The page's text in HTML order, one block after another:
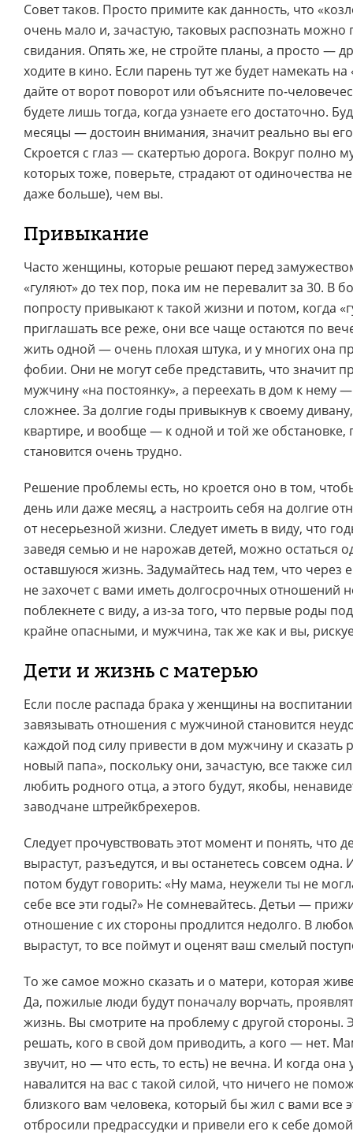
Совет таков. Просто примите как данность, что
очень мало и, зачастую, таковых распознать можно
свидания. Опять же, не стройте планы, а просто —
ходите в кино. Если парень тут же будет намекать на
дайте от ворот поворот или объясните по-
будете лишь тогда, когда узнаете его достаточно.
месяцы — достоин внимания, значит реально вы
Скроется с глаз — скатертью дорога. Вокруг полно
которых тоже, поверьте, страдают от одиночества
даже больше), чем вы.
Привыкание
Часто женщины, которые решают перед
«гуляют» до тех пор, пока им не перевалит за 30. В
попросту привыкают к такой жизни и потом, когда
приглашать все реже, они все чаще остаются по
жить одной — очень плохая штука, и у многих она
фобии. Они не могут себе представить, что значит
мужчину «на постоянку», а переехать в дом к нему
сложнее. За долгие годы привыкнув к своему
квартире, и вообще — к одной и той же обстановке,
становится очень трудно.
Решение проблемы есть, но кроется оно в том,
день или даже месяц, а настроить себя на долгие
от несерьезной жизни. Следует иметь в виду, что
заведя семью и не нарожав детей, можно остаться
оставшуюся жизнь. Задумайтесь над тем, что через
не захочет с вами иметь долгосрочных отношений
поблекнете с виду, а из-за того, что первые роды
крайне опасными, и мужчина, так же как и вы,
Дети и жизнь с матерью
Если после распада брака у женщины на воспитании
завязывать отношения с мужчиной становится
каждой под силу привести в дом мужчину и сказать
новый папа», поскольку они, зачастую, все также
любить родного отца, а этого будут, якобы,
заводчане штрейкбрехеров.
Следует прочувствовать этот момент и понять, что
вырастут, разъедутся, и вы останетесь совсем одна.
потом будут говорить: «Ну мама, неужели ты не
себе все эти годы?» Не сомневайтесь. Детьи —
отношение с их стороны продлится недолго. В
вырастут, то все поймут и оценят ваш смелый
То же самое можно сказать и о матери, которая
Да, пожилые люди будут поначалу ворчать,
жизнь. Вы смотрите на проблему с другой стороны.
решать, кого в свой дом приводить, а кого — нет.
звучит, но — что есть, то есть) не вечна. И когда она
навалится на вас с такой силой, что ничего не
близкого вам человека, который бы жил с вами все
отбросили предрассудки и привели его к себе